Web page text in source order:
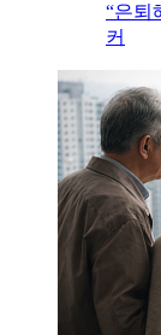
“은퇴
커